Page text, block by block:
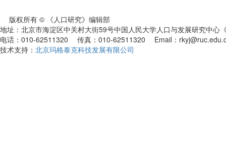
版权所有 © 《人口研究》编辑部
地址：北京市海淀区中关村大街59号中国人民大学人口与发展研究中
电话：010-62511320 传真：010-62511320 Email：
技术支持： 北京玛格泰克科技发展有限公司